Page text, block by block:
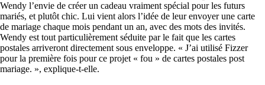
Wendy l’envie de créer un cadeau vraiment spécial pour les futurs
mariés, et plutôt chic. Lui vient alors l’idée de leur envoyer une carte
de mariage chaque mois pendant un an, avec des mots des invités.
Wendy est tout particulièrement séduite par le fait que les cartes
postales arriveront directement sous enveloppe. « J’ai utilisé Fizzer
pour la première fois pour ce projet « fou » de cartes postales post
mariage. », explique-t-elle.